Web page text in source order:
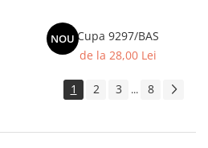
NOU Cupa 9297/BAS
de la 28,00 Lei
1 2 3 ... 8